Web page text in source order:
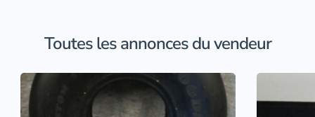
Toutes les annonces du vendeur